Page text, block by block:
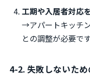
工期や入居者対応
→アパートキッチ
との調整が必要です
4-2. 失敗しないた